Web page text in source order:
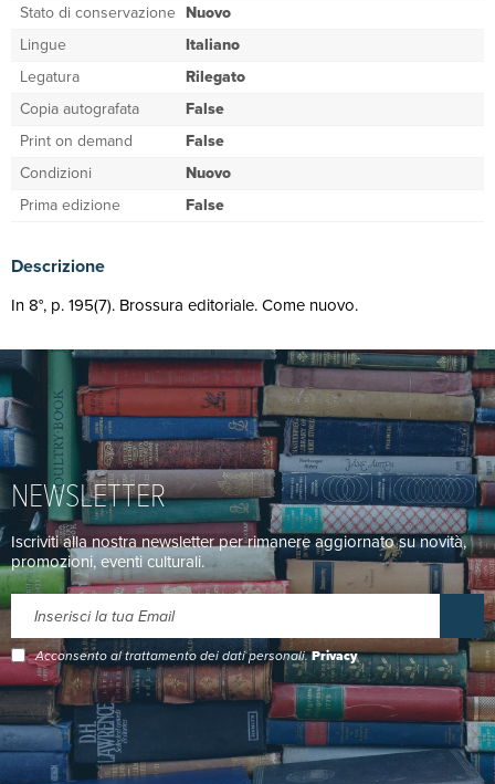
Stato di conservazione Nuovo
Lingue
Italiano
Legatura
Rilegato
Copia autografata
False
Print on demand
False
Condizioni
Nuovo
Prima edizione
False
Descrizione
In 8°, p. 195(7). Brossura editoriale. Come nuovo.
NEWSLETTER
Iscriviti alla nostra newsletter per rimanere aggiornato su novità,
promozioni, eventi culturali.
Acconsento al trattamento dei dati personali.Privacy